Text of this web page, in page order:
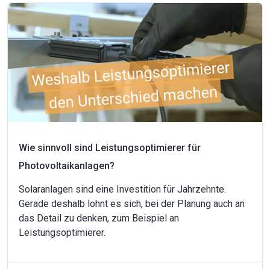
Wie sinnvoll sind Leistungsoptimierer für
Photovoltaikanlagen?
Solaranlagen sind eine Investition für Jahrzehnte.
Gerade deshalb lohnt es sich, bei der Planung auch an
das Detail zu denken, zum Beispiel an
Leistungsoptimierer.